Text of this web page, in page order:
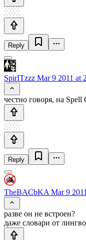
Reply
SpirITzzz Mar 9 2011 at
честно говоря, на
Reply
TheBACbKA Mar 9
разве он не встроен?
даже словари от